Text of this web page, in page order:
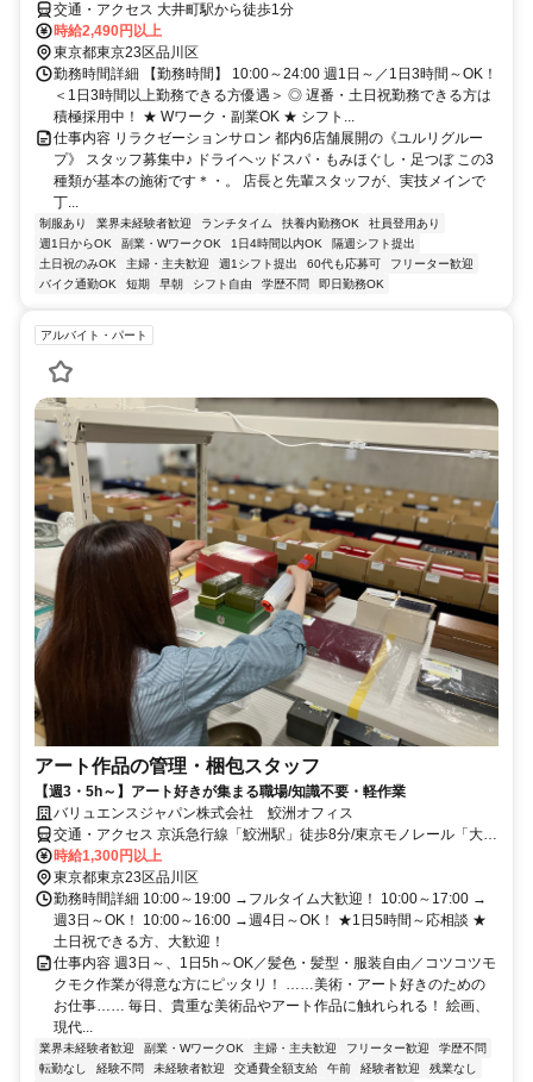
交通・アクセス 大井町駅から徒歩1分
時給2,490円以上
東京都東京23区品川区
勤務時間詳細 【勤務時間】 10:00～24:00 週1日～／1日3時間～OK！
＜1日3時間以上勤務できる方優遇＞ ◎ 遅番・土日祝勤務できる方は
積極採用中！ ★ Wワーク・副業OK ★ シフト...
仕事内容 リラクゼーションサロン 都内6店舗展開の《ユルリグルー
プ》 スタッフ募集中♪ ドライヘッドスパ・もみほぐし・足つぼ この3
種類が基本の施術です＊・。 店長と先輩スタッフが、実技メインで
丁...
制服あり 業界未経験者歓迎 ランチタイム 扶養内勤務OK
社員登用あり
週1日からOK
副業・WワークOK 1日4時間以内OK
隔週シフト提出
土日祝のみOK
主婦・主夫歓迎 週1シフト提出 60代も応募可
フリーター歓迎
バイク通勤OK
短期 早朝 シフト自由 学歴不問 即日勤務OK
アルバイト・パート
アート作品の管理・梱包スタッフ
【週3・5h～】アート好きが集まる職場/知識不要・軽作業
バリュエンスジャパン株式会社 鮫洲オフィス
交通・アクセス 京浜急行線「鮫洲駅」徒歩8分/東京モノレール「大井
競馬場駅」徒歩11分/京浜東北線・根岸線「大井町駅」徒歩20分
時給1,300円以上
東京都東京23区品川区
勤務時間詳細 10:00～19:00 →フルタイム大歓迎！ 10:00～17:00 →
週3日～OK！ 10:00～16:00 →週4日～OK！ ★1日5時間～応相談 ★
土日祝できる方、大歓迎！
仕事内容 週3日～、1日5h～OK／髪色・髪型・服装自由／コツコツモ
クモク作業が得意な方にピッタリ！ ……美術・アート好きのための
お仕事…… 毎日、貴重な美術品やアート作品に触れられる！ 絵画、
現代...
業界未経験者歓迎 副業・WワークOK 主婦・主夫歓迎 フリーター歓迎
学歴不問
転勤なし
経験不問 未経験者歓迎 交通費全額支給 午前 経験者歓迎
残業なし